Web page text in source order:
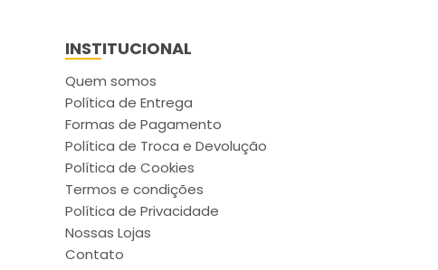
INSTITUCIONAL
Quem somos
Política de Entrega
Formas de Pagamento
Política de Troca e Devolução
Política de Cookies
Termos e condições
Política de Privacidade
Nossas Lojas
Contato